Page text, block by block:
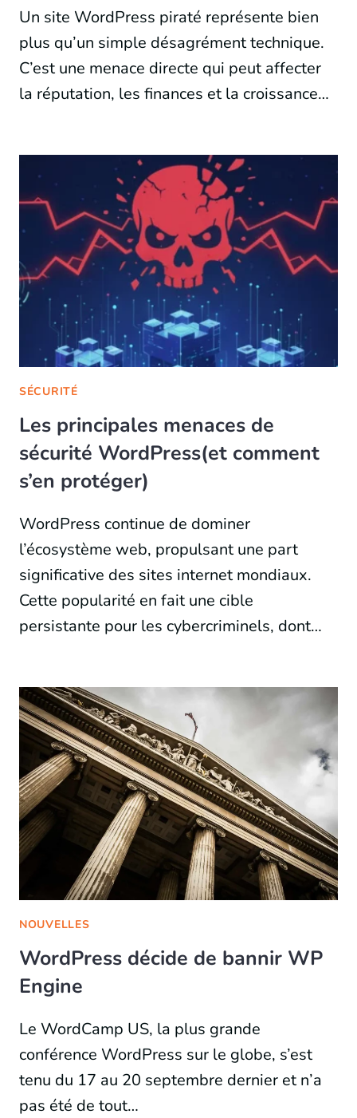
Un site WordPress piraté représente bien
plus qu’un simple désagrément technique.
C’est une menace directe qui peut affecter
la réputation, les finances et la croissance…
SÉCURITÉ
Les principales menaces de
sécurité WordPress(et comment
s’en protéger)
WordPress continue de dominer
l’écosystème web, propulsant une part
significative des sites internet mondiaux.
Cette popularité en fait une cible
persistante pour les cybercriminels, dont…
NOUVELLES
WordPress décide de bannir WP
Engine
Le WordCamp US, la plus grande
conférence WordPress sur le globe, s’est
tenu du 17 au 20 septembre dernier et n’a
pas été de tout…